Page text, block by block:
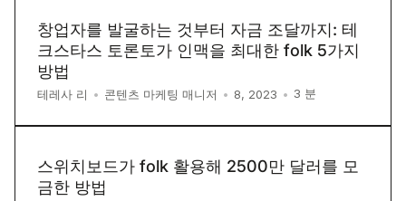
창업자를 발굴하는 것부터 자금 조달까지: 테
크스타스 토론토가 인맥을 최대한 folk 5가지
방법
테레사 리 • 콘텐츠 마케팅 매니저 • 8, 2023 • 3 분
스위치보드가 folk 활용해 2500만 달러를 모
금한 방법